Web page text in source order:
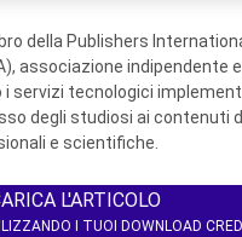
della Publishers
associazione indipendente
servizi tecnologici
degli studiosi ai contenuti
e scientifiche.
L'ARTICOLO
I TUOI DOWNLOAD